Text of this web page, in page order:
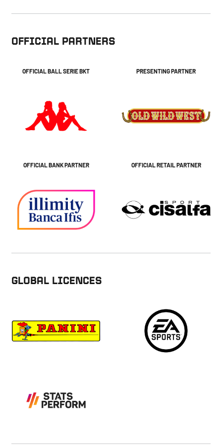
OFFICIAL PARTNERS
OFFICIAL BALL SERIE BKT PRESENTING PARTNER
OFFICIAL BANK PARTNER OFFICIAL RETAIL PARTNER
GLOBAL LICENCES